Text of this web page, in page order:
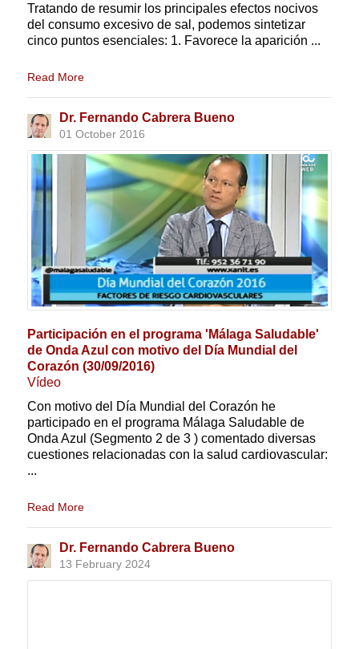
Tratando de resumir los principales efectos nocivos
del consumo excesivo de sal, podemos sintetizar
cinco puntos esenciales: 1. Favorece la aparición ...
Read More
Dr. Fernando Cabrera Bueno
01 October 2016
Participación en el programa 'Málaga Saludable'
de Onda Azul con motivo del Día Mundial del
Corazón (30/09/2016)
Vídeo
Con motivo del Día Mundial del Corazón he
participado en el programa Málaga Saludable de
Onda Azul (Segmento 2 de 3 ) comentado diversas
cuestiones relacionadas con la salud cardiovascular:
...
Read More
Dr. Fernando Cabrera Bueno
13 February 2024